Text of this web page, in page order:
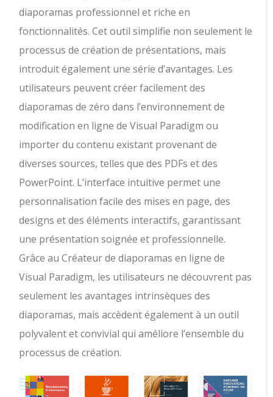
diaporamas professionnel et riche en
fonctionnalités. Cet outil simplifie non seulement le
processus de création de présentations, mais
introduit également une série d’avantages. Les
utilisateurs peuvent créer facilement des
diaporamas de zéro dans l’environnement de
modification en ligne de Visual Paradigm ou
importer du contenu existant provenant de
diverses sources, telles que des PDFs et des
PowerPoint. L’interface intuitive permet une
personnalisation facile des mises en page, des
designs et des éléments interactifs, garantissant
une présentation soignée et professionnelle.
Grâce au Créateur de diaporamas en ligne de
Visual Paradigm, les utilisateurs ne découvrent pas
seulement les avantages intrinsèques des
diaporamas, mais accèdent également à un outil
polyvalent et convivial qui améliore l’ensemble du
processus de création.